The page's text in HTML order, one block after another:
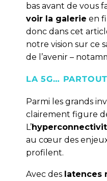
bas avant de vous
voir la galerie en
donc dans cet
notre vision sur ce
de l’avenir –
LA 5G…
Parmi les grands
clairement figure
L’
au cœur des
profilent.
Avec des latences